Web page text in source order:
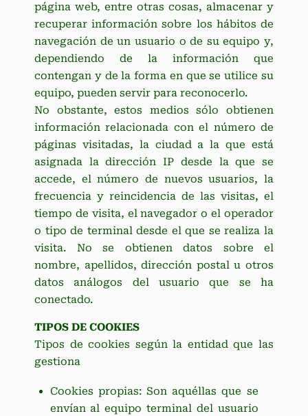
página web, entre otras cosas, almacenar y
recuperar información sobre los hábitos de
navegación de un usuario o de su equipo y,
dependiendo de la información que
contengan y de la forma en que se utilice su
equipo, pueden servir para reconocerlo.
No obstante, estos medios sólo obtienen
información relacionada con el número de
páginas visitadas, la ciudad a la que está
asignada la dirección IP desde la que se
accede, el número de nuevos usuarios, la
frecuencia y reincidencia de las visitas, el
tiempo de visita, el navegador o el operador
o tipo de terminal desde el que se realiza la
visita. No se obtienen datos sobre el
nombre, apellidos, dirección postal u otros
datos análogos del usuario que se ha
conectado.
TIPOS DE COOKIES
Tipos de cookies según la entidad que las
gestiona
Cookies propias: Son aquéllas que se
envían al equipo terminal del usuario